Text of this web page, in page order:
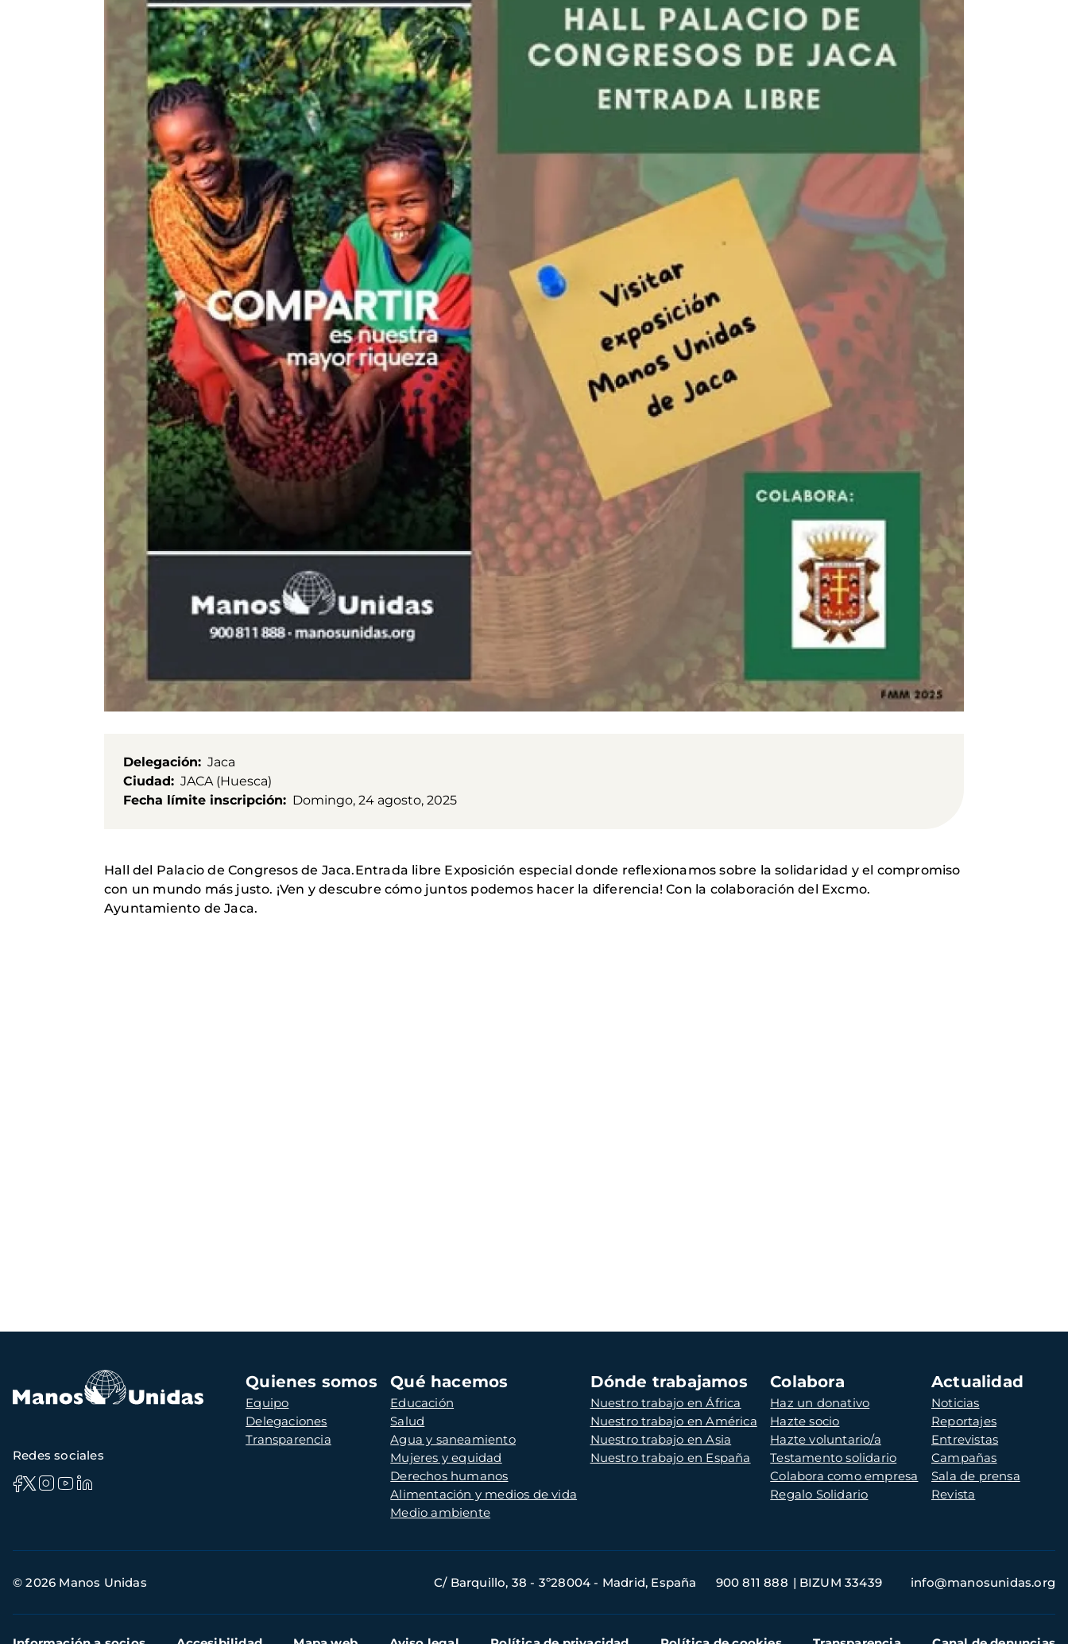
Delegación
Jaca
Ciudad
JACA (Huesca)
Fecha límite inscripción
Domingo, 24 agosto, 2025
Hall del Palacio de Congresos de Jaca.Entrada libre Exposición especial donde reflexionamos sobre la solidaridad y el compromiso
con un mundo más justo. ¡Ven y descubre cómo juntos podemos hacer la diferencia! Con la colaboración del Excmo.
Ayuntamiento de Jaca.
Navegación
principal
Quienes somos
Equipo
Delegaciones
Transparencia
Qué hacemos
Educación
Salud
Agua y saneamiento
Mujeres y equidad
Derechos humanos
Alimentación y medios de vida
Medio ambiente
Dónde trabajamos
Nuestro trabajo en África
Nuestro trabajo en América
Nuestro trabajo en Asia
Nuestro trabajo en España
Colabora
Haz un donativo
Hazte socio
Hazte voluntario/a
Testamento solidario
Colabora como empresa
Regalo Solidario
Actualidad
Noticias
Reportajes
Entrevistas
Campañas
Sala de prensa
Revista
Redes sociales
de
© 2026 Manos Unidas C/ Barquillo, 38 - 3º28004 - Madrid, España 900 811 888 BIZUM 33439 info@manosunidas.org